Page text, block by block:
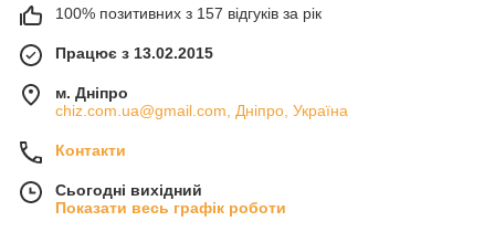
100% позитивних з 157 відгуків за рік
Працює з 13.02.2015
м. Дніпро
chiz.com.ua@gmail.com, Дніпро, Україна
Контакти
Сьогодні вихідний
Показати весь графік роботи